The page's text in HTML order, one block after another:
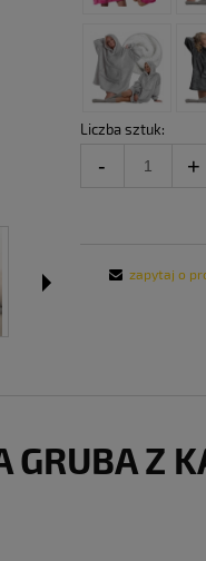
Liczba sztuk:
zapytaj o
Z